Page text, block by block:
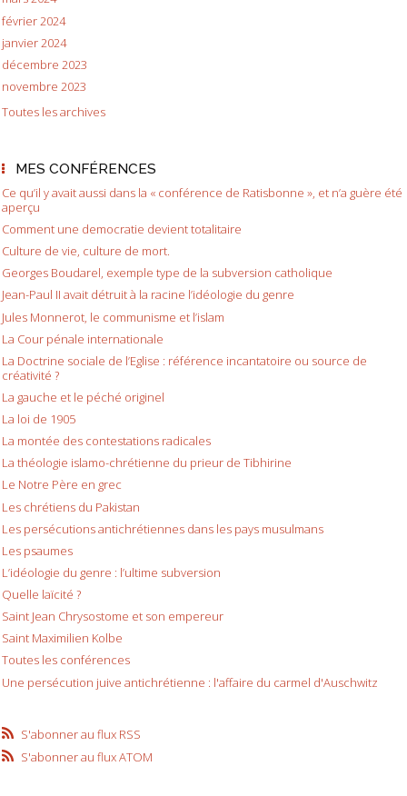
février 2024
janvier 2024
décembre 2023
novembre 2023
Toutes les archives
MES CONFÉRENCES
Ce qu’il y avait aussi dans la « conférence de Ratisbonne », et n’a guère été
aperçu
Comment une democratie devient totalitaire
Culture de vie, culture de mort.
Georges Boudarel, exemple type de la subversion catholique
Jean-Paul II avait détruit à la racine l’idéologie du genre
Jules Monnerot, le communisme et l’islam
La Cour pénale internationale
La Doctrine sociale de l’Eglise : référence incantatoire ou source de
créativité ?
La gauche et le péché originel
La loi de 1905
La montée des contestations radicales
La théologie islamo-chrétienne du prieur de Tibhirine
Le Notre Père en grec
Les chrétiens du Pakistan
Les persécutions antichrétiennes dans les pays musulmans
Les psaumes
L’idéologie du genre : l’ultime subversion
Quelle laïcité ?
Saint Jean Chrysostome et son empereur
Saint Maximilien Kolbe
Toutes les conférences
Une persécution juive antichrétienne : l'affaire du carmel d'Auschwitz
S'abonner au flux RSS
S'abonner au flux ATOM